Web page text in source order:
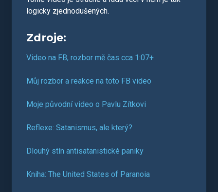
logicky zjednodušených.
Zdroje:
Video na FB, rozbor mě čas cca 1:07+
Můj rozbor a reakce na toto FB video
Moje původní video o Pavlu Zítkovi
Reflexe: Satanismus, ale který?
Dlouhý stín antisatanistické paniky
Kniha: The United States of Paranoia